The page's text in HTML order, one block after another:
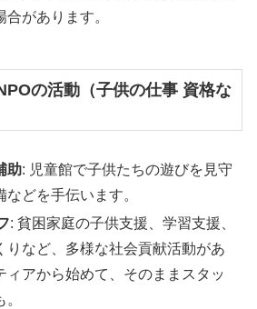
があります。
の活動（子供の仕事 資格な
助: 児童館で子供たちの遊びを見守
などを手伝います。
: 貧困家庭の子供支援、学習支援、
りなど、多様な社会貢献活動があ
ィアから始めて、そのままスタッ